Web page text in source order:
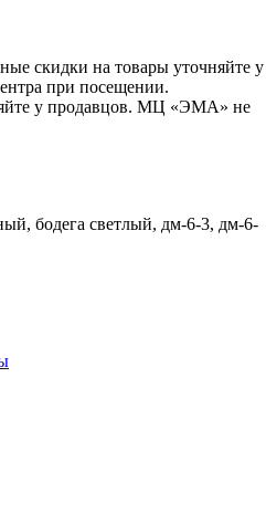
скидки на товары уточняйте у
при посещении.
у продавцов. МЦ «ЭМА» не
бодега светлый, дм-6-3, дм-6-